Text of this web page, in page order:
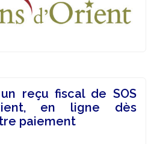
reçu fiscal de SOS
en ligne dès
paiement